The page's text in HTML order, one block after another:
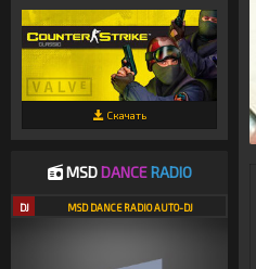
Скачать
MSDDANCE RADIO
DJ MSD DANCE RADIO AUTO-DJ